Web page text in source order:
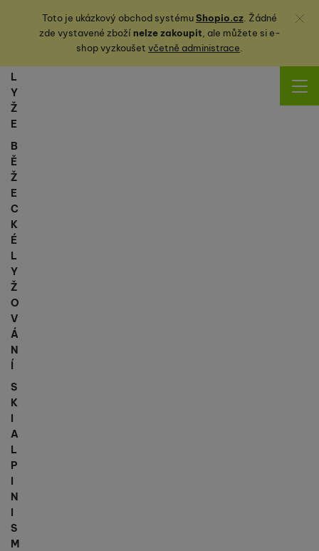
Toto je ukázkový obchod systémuShopio.cz. Žádné
zde vystavené zbožínelze zakoupit, ale můžete sie-
shop vyzkoušet včetně administrace.
Zavřít
L
Y
Ž
E
B
Ě
Ž
E
C
K
É
L
Y
Ž
O
V
Á
N
Í
S
K
I
A
L
P
I
N
I
S
M